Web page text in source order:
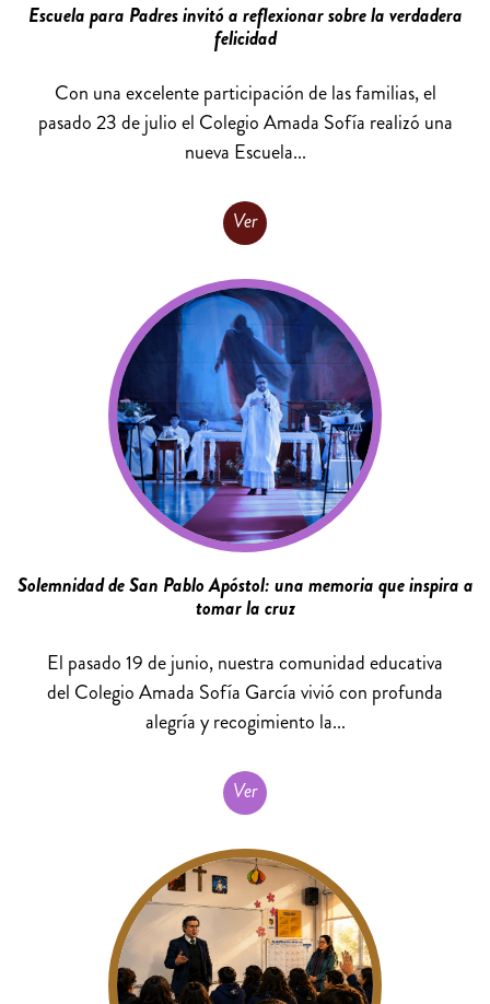
Escuela para Padres invitó a reflexionar sobre la verdadera
felicidad
Con una excelente participación de las familias, el
pasado 23 de julio el Colegio Amada Sofía realizó una
nueva Escuela...
Ver
Solemnidad de San Pablo Apóstol: una memoria que inspira a
tomar la cruz
El pasado 19 de junio, nuestra comunidad educativa
del Colegio Amada Sofía García vivió con profunda
alegría y recogimiento la...
Ver